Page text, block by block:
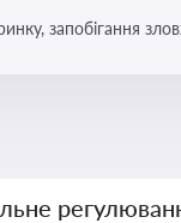
запобігання